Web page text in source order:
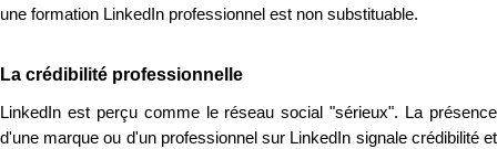
une formation LinkedIn professionnel est non substituable.
La crédibilité professionnelle
LinkedIn est perçu comme le réseau social "sérieux". La présence
d'une marque ou d'un professionnel sur LinkedIn signale crédibilité et